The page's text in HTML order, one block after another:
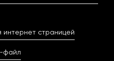
интернет страницей
файл